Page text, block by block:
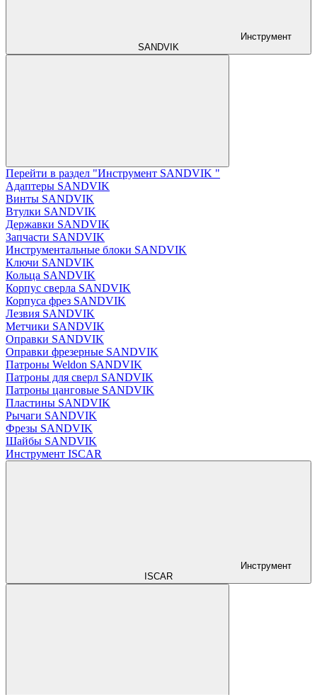
Инструмент
SANDVIK
Перейти в раздел "Инструмент SANDVIK "
Адаптеры SANDVIK
Винты SANDVIK
Втулки SANDVIK
Державки SANDVIK
Запчасти SANDVIK
Инструментальные блоки SANDVIK
Ключи SANDVIK
Кольца SANDVIK
Корпус сверла SANDVIK
Корпуса фрез SANDVIK
Лезвия SANDVIK
Метчики SANDVIK
Оправки SANDVIK
Оправки фрезерные SANDVIK
Патроны Weldon SANDVIK
Патроны для сверл SANDVIK
Патроны цанговые SANDVIK
Пластины SANDVIK
Рычаги SANDVIK
Фрезы SANDVIK
Шайбы SANDVIK
Инструмент ISCAR
Инструмент
ISCAR